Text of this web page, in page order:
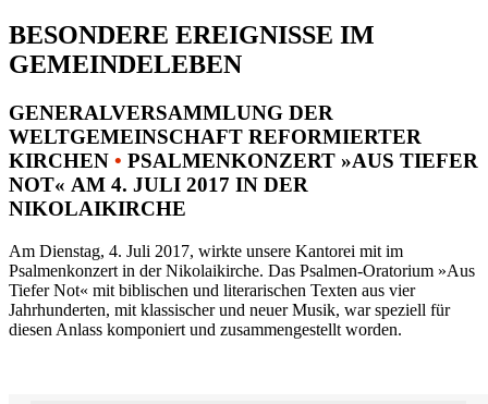
BESONDERE EREIGNISSE IM
GEMEINDELEBEN
GENERALVERSAMMLUNG DER
WELTGEMEINSCHAFT REFORMIERTER
KIRCHEN • PSALMENKONZERT »AUS TIEFER
NOT« AM 4. JULI 2017 IN DER
NIKOLAIKIRCHE
Am Dienstag, 4. Juli 2017, wirkte unsere Kantorei mit im
Psalmenkonzert in der Nikolaikirche. Das Psalmen-Oratorium »Aus
Tiefer Not« mit biblischen und literarischen Texten aus vier
Jahrhunderten, mit klassischer und neuer Musik, war speziell für
diesen Anlass komponiert und zusammengestellt worden.